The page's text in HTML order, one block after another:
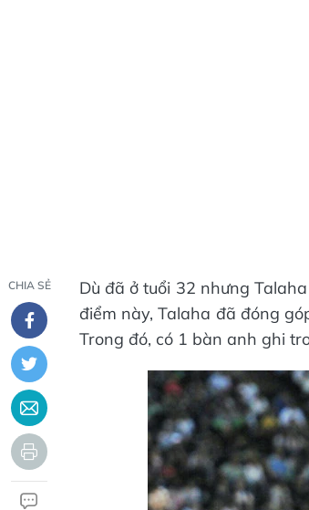
CHIA SẺ
Dù đã ở tuổi 32 nhưng
điểm này, Talaha đã đóng
Trong đó, có 1 bàn anh ghi